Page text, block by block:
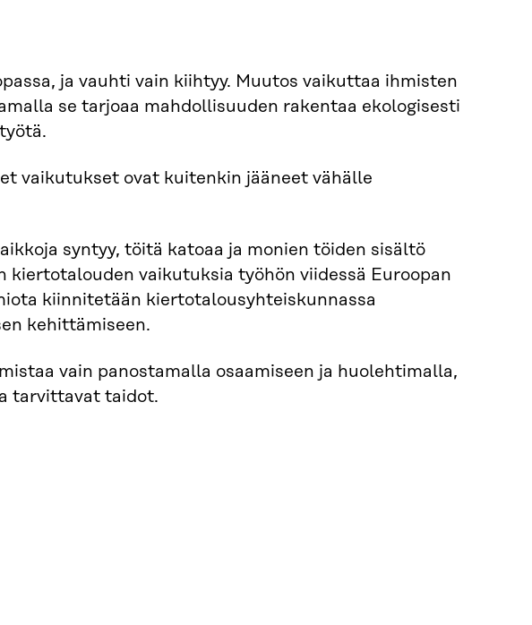
ja vauhti vain kiihtyy. Muutos vaikuttaa ihmisten
se tarjoaa mahdollisuuden rakentaa ekologisesti
vaikutukset ovat kuitenkin jääneet vähälle
syntyy, töitä katoaa ja monien töiden sisältö
vaikutuksia työhön viidessä Euroopan
kiinnitetään kiertotalousyhteiskunnassa
kehittämiseen.
vain panostamalla osaamiseen ja huolehtimalla,
tarvittavat taidot.